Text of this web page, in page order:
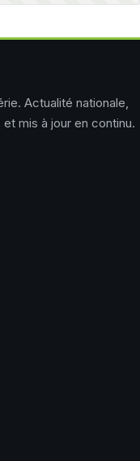
Actualité nationale,
mis à jour en continu.